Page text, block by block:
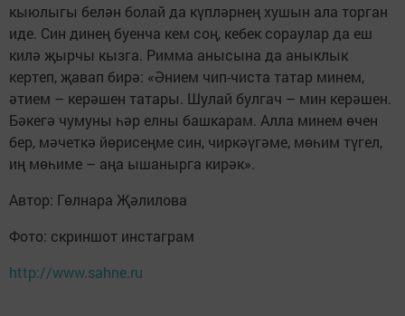
кыюлыгы белән болай да күпләрнең хушын ала торган
иде. Син динең буенча кем соң, кебек сораулар да еш
килә җырчы кызга. Римма анысына да аныклык
кертеп, җавап бирә: «Әнием чип-чиста татар минем,
әтием – керәшен татары. Шулай булгач – мин керәшен.
Бәкегә чумуны һәр елны башкарам. Алла минем өчен
бер, мәчеткә йөрисеңме син, чиркәүгәме, мөһим түгел,
иң мөһиме – аңа ышанырга кирәк».
Автор: Гөлнара Җәлилова
Фото: скриншот инстаграм
http://www.sahne.ru